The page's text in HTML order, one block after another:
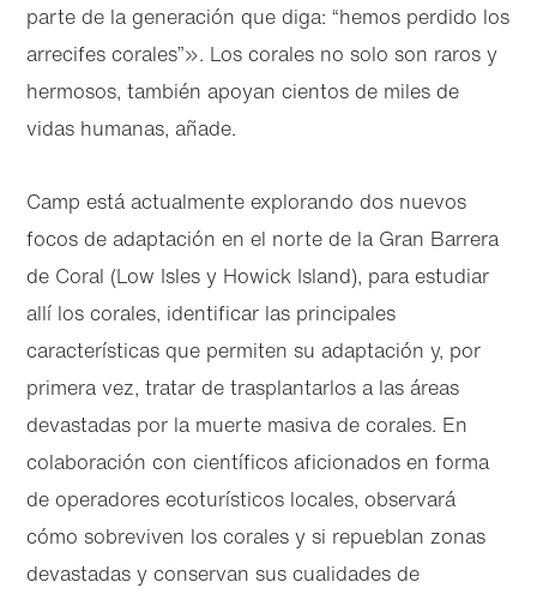
parte de la generación que diga: “hemos perdido los
arrecifes corales”». Los corales no solo son raros y
hermosos, también apoyan cientos de miles de
vidas humanas, añade.
Camp está actualmente explorando dos nuevos
focos de adaptación en el norte de la Gran Barrera
de Coral (Low Isles y Howick Island), para estudiar
allí los corales, identificar las principales
características que permiten su adaptación y, por
primera vez, tratar de trasplantarlos a las áreas
devastadas por la muerte masiva de corales. En
colaboración con científicos aficionados en forma
de operadores ecoturísticos locales, observará
cómo sobreviven los corales y si repueblan zonas
devastadas y conservan sus cualidades de